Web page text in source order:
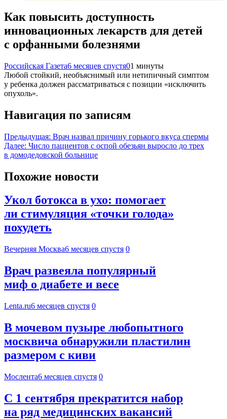
Как повысить доступность
инновационных лекарств для детей
с орфанными болезнями
Российская Газета6 месяцев спустя01 минуты
Любой стойкий, необъяснимый или нетипичный симптом
у ребенка должен рассматриваться с позиции «исключить
опухоль».
Навигация по записям
Предыдущая: Врач назвал причину горького вкуса спермы
Далее: Число пациентов с оспой обезьян выросло до трех
в домодедовской больнице
Похожие новости
Укол ботокса в ухо: помогает
ли стимуляция «точки голода»
похудеть
Вечерняя Москва6 месяцев спустя 0
Врач развеяла популярный
миф о диабете и весе
Lenta.ru6 месяцев спустя 0
В мочевом пузыре любопытного
москвича обнаружили пластилин
размером с киви
Мослента6 месяцев спустя 0
С 1 сентября прекратится набор
на ряд медицинских вакансий